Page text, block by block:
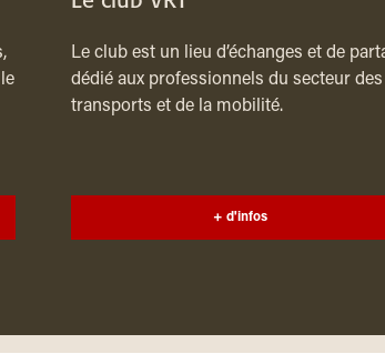
Le club est un lieu d’échanges et de
dédié aux professionnels du secteur des
transports et de la mobilité.
+ d'infos